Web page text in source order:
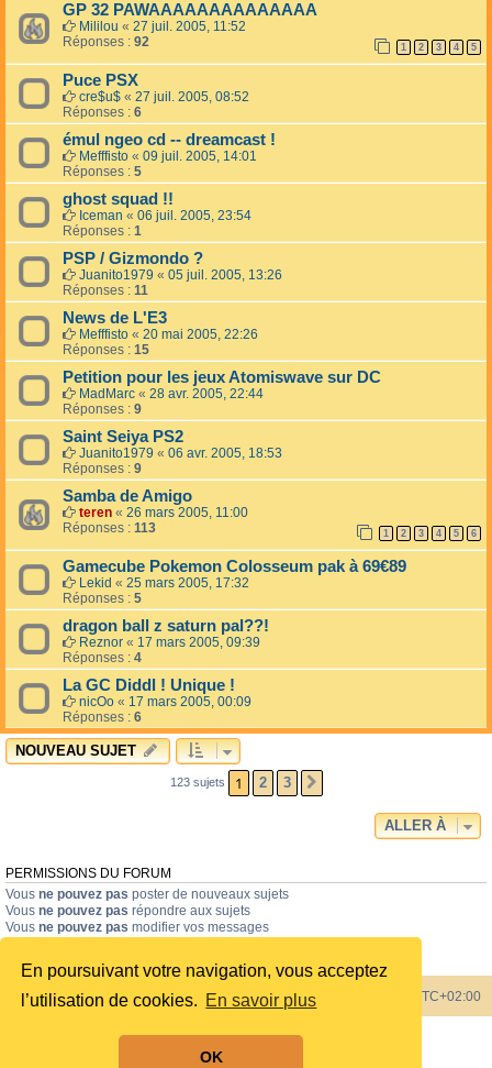
En poursuivant votre navigation, vous acceptez
l’utilisation de cookies. En savoir plus
OK
GP 32 PAWAAAAAAAAAAAAAA
Mililou « 27 juil. 2005, 11:52
Réponses : 92 1 2 3 4 5
Puce PSX
cre$u$ « 27 juil. 2005, 08:52
Réponses : 6
émul ngeo cd -- dreamcast !
Mefffisto « 09 juil. 2005, 14:01
Réponses : 5
ghost squad !!
Iceman « 06 juil. 2005, 23:54
Réponses : 1
PSP / Gizmondo ?
Juanito1979 « 05 juil. 2005, 13:26
Réponses : 11
News de L'E3
Mefffisto « 20 mai 2005, 22:26
Réponses : 15
Petition pour les jeux Atomiswave sur DC
MadMarc « 28 avr. 2005, 22:44
Réponses : 9
Saint Seiya PS2
Juanito1979 « 06 avr. 2005, 18:53
Réponses : 9
Samba de Amigo
teren « 26 mars 2005, 11:00
Réponses : 113 1 2 3 4 5 6
Gamecube Pokemon Colosseum pak à 69€89
Lekid « 25 mars 2005, 17:32
Réponses : 5
dragon ball z saturn pal??!
Reznor « 17 mars 2005, 09:39
Réponses : 4
La GC Diddl ! Unique !
nicOo « 17 mars 2005, 00:09
Réponses : 6
NOUVEAU SUJET
123 sujets 1 2 3
ALLER À
PERMISSIONS DU FORUM
Vous ne pouvez pas poster de nouveaux sujets
Vous ne pouvez pas répondre aux sujets
Vous ne pouvez pas modifier vos messages
Vous
ne pouvez pas joindre des fichiers
Index du forum Heures au format UTC+02:00
Développé parphpBB® Forum Software © phpBB Limited
Style by